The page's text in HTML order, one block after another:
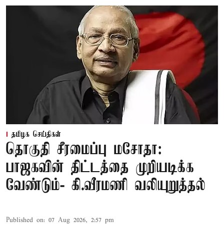
தமிழக செய்திகள்
தொகுதி சீரமைப்பு மசோதா:
பாஜகவின் திட்டத்தை முறியடிக்க
வேண்டும்- கி.வீரமணி வலியுறுத்தல்
Published on: 07 Aug 2026, 2:57 pm